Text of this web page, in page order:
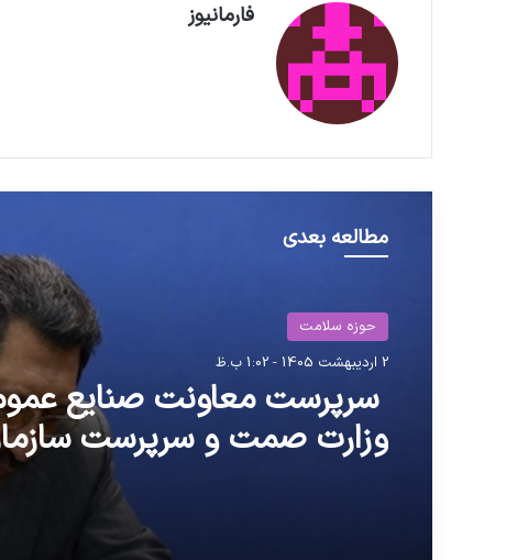
فارمانیوز
مطالعه بعدی
حوزه سلامت
2 اردیبهشت 1405 - 1:02 ب.ظ
سرپرست معاونت صنایع
وزارت صمت و سرپرست
شهرک‌های صنعتی منصوب